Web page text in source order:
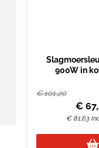
900W in
€101,20
€
€ 81,63